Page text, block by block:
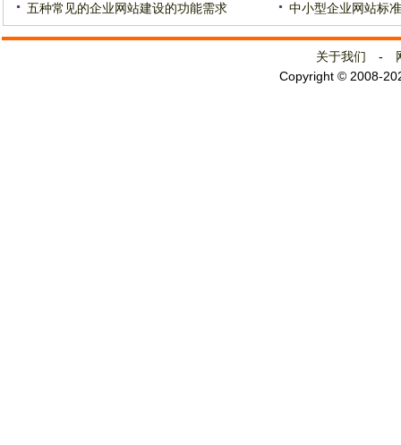
五种常见的企业网站建设的功能需求
中小型企业网站标
关于我们 -
Copyright © 2008-